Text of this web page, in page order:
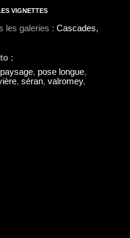
VIGNETTES
les galeries : Cascades,
:
paysage, pose longue,
, séran, valromey,